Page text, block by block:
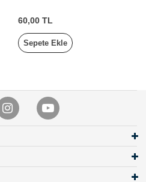
60,00 TL
Sepete Ekle